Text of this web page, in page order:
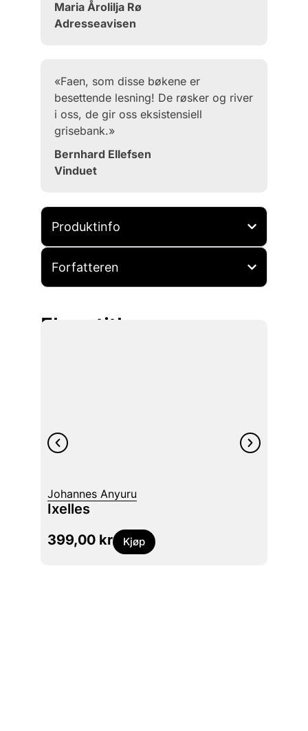
Maria Årolilja Rø
Adresseavisen
«Faen, som disse bøkene er
besettende lesning! De røsker og river
i oss, de gir oss eksistensiell
grisebank.»
Bernhard Ellefsen
Vinduet
Produktinfo
Forfatteren
Flere titler
Johannes Anyuru
Ixelles
399,00 kr Kjøp